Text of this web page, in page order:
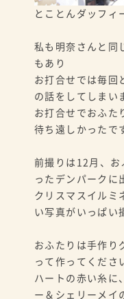
とことんダッフィ
私も明奈さんと同
もあり
お打合せでは毎回
の話をしてしまい
お打合せでおふた
待ち遠しかったで
前撮りは12月、お
ったデンパークに
クリスマスイルミ
い写真がいっぱい
おふたりは手作り
って作ってくださ
ハートの赤い糸に
ー＆シェリーメイ